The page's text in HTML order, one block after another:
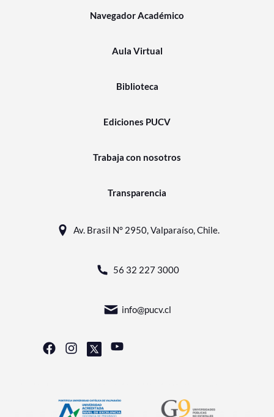
Navegador Académico
Aula Virtual
Biblioteca
Ediciones PUCV
Trabaja con nosotros
Transparencia
Av. Brasil N° 2950, Valparaíso, Chile.
56 32 227 3000
info@pucv.cl